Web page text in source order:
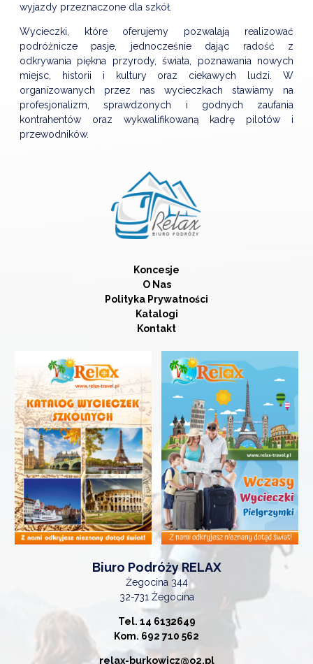
Biuro Podróży RELAX
Żegocina 344
32-731 Żegocina
Tel. 14 6132649
Kom. 692 710 562
relax-burkowicz@o2.pl
Koncesje
O Nas
Polityka Prywatności
Katalogi
Kontakt
wyjazdy przeznaczone dla szkół.
Wycieczki, które oferujemy pozwalają realizować
podróżnicze pasje, jednocześnie dając radość z
odkrywania piękna przyrody, świata, poznawania nowych
miejsc, historii i kultury oraz ciekawych ludzi. W
organizowanych przez nas wycieczkach stawiamy na
profesjonalizm, sprawdzonych i godnych zaufania
kontrahentów oraz wykwalifikowaną kadrę pilotów i
przewodników.